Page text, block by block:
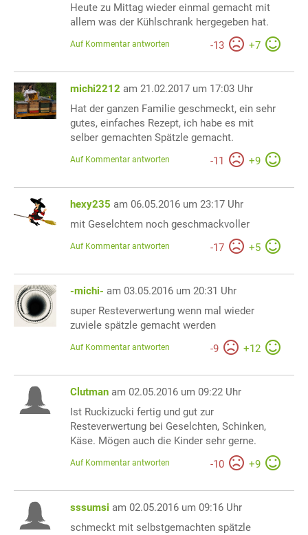
Heute zu Mittag wieder einmal gemacht mit
allem was der Kühlschrank hergegeben hat.
-13 +7
Auf Kommentar antworten
michi2212 am 21.02.2017 um 17:03 Uhr
Hat der ganzen Familie geschmeckt, ein sehr
gutes, einfaches Rezept, ich habe es mit
selber gemachten Spätzle gemacht.
-11 +9
Auf Kommentar antworten
hexy235 am 06.05.2016 um 23:17 Uhr
mit Geselchtem noch geschmackvoller
-17 +5
Auf Kommentar antworten
-michi- am 03.05.2016 um 20:31 Uhr
super Resteverwertung wenn mal wieder
zuviele spätzle gemacht werden
-9 +12
Auf Kommentar antworten
Clutman am 02.05.2016 um 09:22 Uhr
Ist Ruckizucki fertig und gut zur
Resteverwertung bei Geselchten, Schinken,
Käse. Mögen auch die Kinder sehr gerne.
-10 +9
Auf Kommentar antworten
sssumsi am 02.05.2016 um 09:16 Uhr
schmeckt mit selbstgemachten spätzle